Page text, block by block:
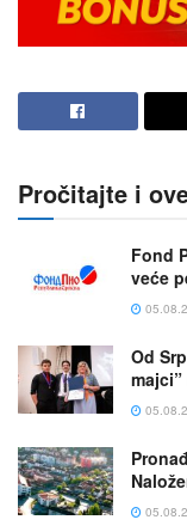
Pročitajte i
Fond
veće
Od